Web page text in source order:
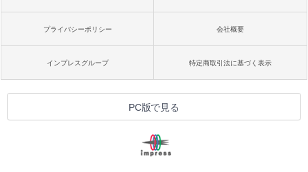
プライバシーポリシー 会社概要
インプレスグループ 特定商取引法に基づく表示
PC版で見る